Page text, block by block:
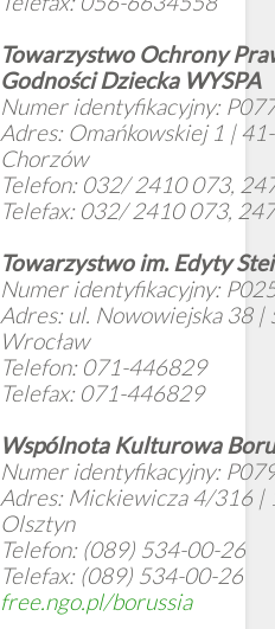
Towarzystwo Ochrony
Godności Dziecka WYSPA
Numer identyfikacyjny:
Adres: Omańkowskiej 1 |
Chorzów
Telefon: 032/ 2410 073,
Telefax: 032/ 2410 073,
Towarzystwo im. Edyty
Numer identyfikacyjny:
Adres: ul. Nowowiejska 38 |
Wrocław
Telefon: 071-446829
Telefax: 071-446829
Wspólnota Kulturowa
Numer identyfikacyjny:
Adres: Mickiewicza 4/316 |
Olsztyn
Telefon: (089) 534-00-26
Telefax: (089) 534-00-26
free.ngo.pl/borussia